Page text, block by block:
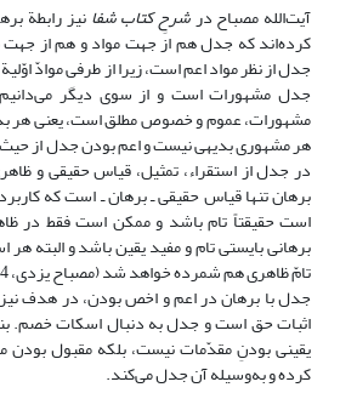
آیت‌الله مصباح درشرحِ کتاب شفانیز رابطة
کرده‌اند که جدل هم از جهت مواد و هم از
جدل از نظر مواد اعم است، زیرا از طرفی موادّ
جدل مشهورات است و از سوی دیگر
مشهورات، عموم و خصوص مطلق است، یعنی هر
هر مشهوری بدیهی نیست و اعم بودن جدل از
در جدل از استقراء، تمثیل، قیاس حقیقی و
برهان تنها قیاس حقیقی ـ برهان ـ است که
است حقیقتاً تام باشد و ممکن است فقط در
برهانی بایستی تام و مفید یقین باشد و البته هر
جدل با برهان در اعم و اخص بودن، در هدف نیز
اثبات حق است و جدل به دنبال اسکات خصم.
یقینی بودنِ مقدّمات نیست، بلکه مقبول
کرده و به‌وسیله آن جدل می‌کند.